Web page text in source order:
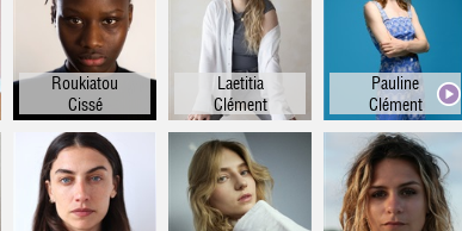
Roukiatou
Cissé
Laetitia
Clément
Pauline
Clément